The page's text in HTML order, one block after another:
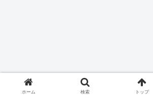
ホーム 検索 トップ